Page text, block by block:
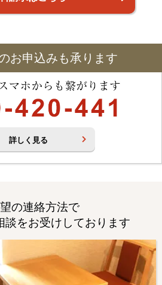
お申込みも承ります
詳しく見る
の連絡方法で
談をお受けしております